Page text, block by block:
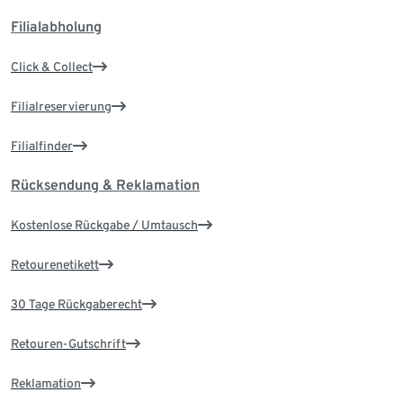
Filialabholung
Click & Collect
Filialreservierung
Filialfinder
Rücksendung & Reklamation
Kostenlose Rückgabe / Umtausch
Retourenetikett
30 Tage Rückgaberecht
Retouren-Gutschrift
Reklamation